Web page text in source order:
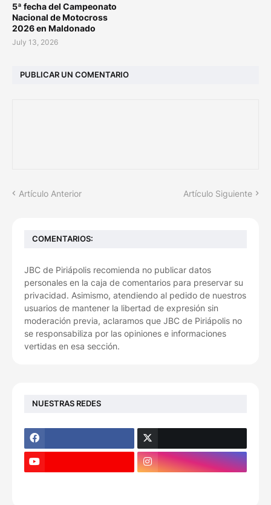
5ª fecha del Campeonato
Nacional de Motocross
2026 en Maldonado
July 13, 2026
PUBLICAR UN COMENTARIO
Artículo Anterior Artículo Siguiente
COMENTARIOS:
JBC de Piriápolis recomienda no publicar datos
personales en la caja de comentarios para preservar su
privacidad. Asimismo, atendiendo al pedido de nuestros
usuarios de mantener la libertad de expresión sin
moderación previa, aclaramos que JBC de Piriápolis no
se responsabiliza por las opiniones e informaciones
vertidas en esa sección.
NUESTRAS REDES